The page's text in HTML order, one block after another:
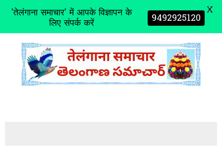
'तेलंगाना समाचार' में आपके विज्ञापन के
लिए संपर्क करें 9492925120 X